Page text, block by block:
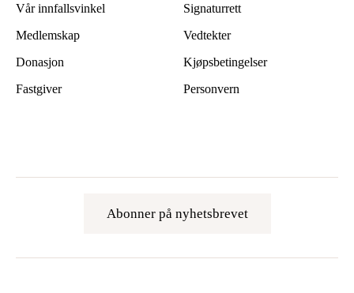
Vår innfallsvinkel
Medlemskap
Donasjon
Fastgiver
Signaturrett
Vedtekter
Kjøpsbetingelser
Personvern
Abonner på nyhetsbrevet